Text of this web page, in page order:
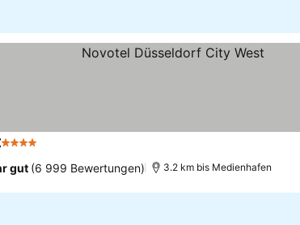
4 Sterne
gut (6 999 Bewertungen) 3.2 km bis Medienhafen